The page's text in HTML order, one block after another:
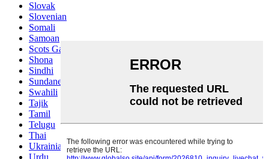
Slovak
Slovenian
Somali
Samoan
Scots Gaelic
Shona
Sindhi
Sundanese
Swahili
Tajik
Tamil
Telugu
Thai
Ukrainian
Urdu